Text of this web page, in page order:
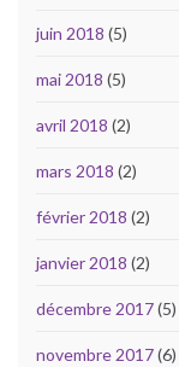
juin 2018 (5)
mai 2018 (5)
avril 2018 (2)
mars 2018 (2)
février 2018 (2)
janvier 2018 (2)
décembre 2017(5)
novembre 2017(6)